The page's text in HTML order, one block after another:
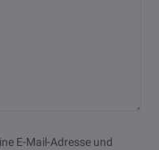
E-Mail-Adresse und